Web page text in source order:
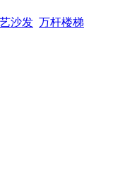
沙发 万杆楼梯